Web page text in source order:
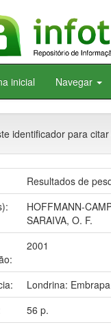
inicial Navegar
identificador para
Resultados de
HOFFMANN-
SARAIVA, O. F.
2001
Londrina:
56 p.